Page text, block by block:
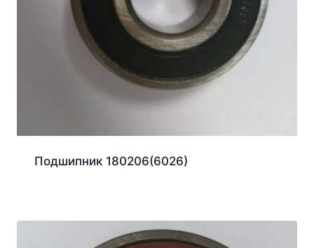
Подшипник 180206(6026)